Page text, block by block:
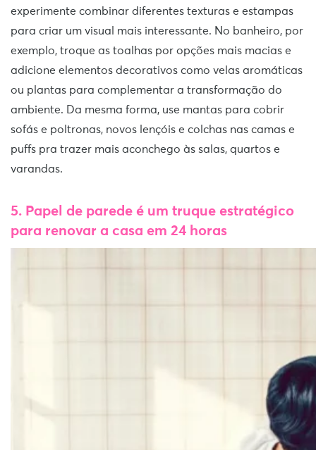
experimente combinar diferentes texturas e estampas
para criar um visual mais interessante. No banheiro, por
exemplo, troque as toalhas por opções mais macias e
adicione elementos decorativos como velas aromáticas
ou plantas para complementar a transformação do
ambiente. Da mesma forma, use mantas para cobrir
sofás e poltronas, novos lençóis e colchas nas camas e
puffs pra trazer mais aconchego às salas, quartos e
varandas.
5. Papel de parede é um truque estratégico
para renovar a casa em 24 horas